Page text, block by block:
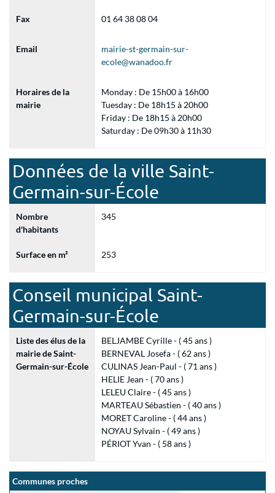
Fax 01 64 38 08 04
Email
mairie-st-germain-sur-
ecole@wanadoo.fr
Horaires de la
mairie
Monday : De 15h00 à 16h00
Tuesday : De 18h15 à 20h00
Friday : De 18h15 à 20h00
Saturday : De 09h30 à 11h30
Données de la ville Saint-
Germain-sur-École
Nombre
d'habitants
345
Surface en m² 253
Conseil municipal Saint-
Germain-sur-École
Liste des élus de la
mairie de Saint-
Germain-sur-École
BELJAMBE Cyrille - ( 45 ans )
BERNEVAL Josefa - ( 62 ans )
CULINAS Jean-Paul - ( 71 ans )
HELIE Jean - ( 70 ans )
LELEU Claire - ( 45 ans )
MARTEAU Sébastien - ( 40 ans )
MORET Caroline - ( 44 ans )
NOYAU Sylvain - ( 49 ans )
PÉRIOT Yvan - ( 58 ans )
Communes proches